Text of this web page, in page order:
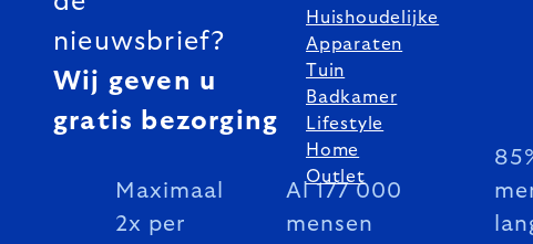
nieuwsbrief?
Wij geven u
gratis bezorging
Maximaal
2x per
Al 177 000
mensen
Huishoudelijke
Apparaten
Tuin
Badkamer
Lifestyle
Home
Outlet